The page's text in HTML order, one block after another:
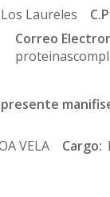
Los Laureles
Correo
VELA Cargo: